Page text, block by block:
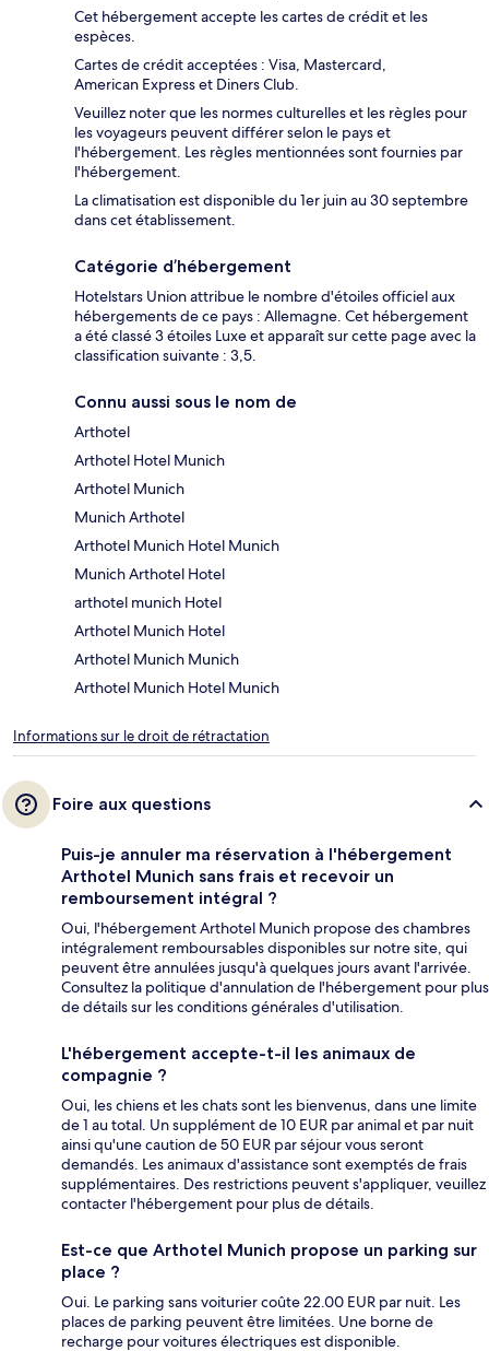
Cet hébergement accepte les cartes de crédit et les
espèces.
Cartes de crédit acceptées : Visa, Mastercard,
American Express et Diners Club.
Veuillez noter que les normes culturelles et les règles pour
les voyageurs peuvent différer selon le pays et
l'hébergement. Les règles mentionnées sont fournies par
l'hébergement.
La climatisation est disponible du 1er juin au 30 septembre
dans cet établissement.
Catégorie d’hébergement
Hotelstars Union attribue le nombre d'étoiles officiel aux
hébergements de ce pays : Allemagne. Cet hébergement
a été classé 3 étoiles Luxe et apparaît sur cette page avec la
classification suivante : 3,5.
Connu aussi sous le nom de
Arthotel
Arthotel Hotel Munich
Arthotel Munich
Munich Arthotel
Arthotel Munich Hotel Munich
Munich Arthotel Hotel
arthotel munich Hotel
Arthotel Munich Hotel
Arthotel Munich Munich
Arthotel Munich Hotel Munich
Informations sur le droit de rétractation
Foire aux questions
Puis-je annuler ma réservation à l'hébergement
Arthotel Munich sans frais et recevoir un
remboursement intégral ?
Oui, l'hébergement Arthotel Munich propose des chambres
intégralement remboursables disponibles sur notre site, qui
peuvent être annulées jusqu'à quelques jours avant l'arrivée.
Consultez la politique d'annulation de l'hébergement pour plus
de détails sur les conditions générales d'utilisation.
L'hébergement accepte-t-il les animaux de
compagnie ?
Oui, les chiens et les chats sont les bienvenus, dans une limite
de 1 au total. Un supplément de 10 EUR par animal et par nuit
ainsi qu'une caution de 50 EUR par séjour vous seront
demandés. Les animaux d'assistance sont exemptés de frais
supplémentaires. Des restrictions peuvent s'appliquer, veuillez
contacter l'hébergement pour plus de détails.
Est-ce que Arthotel Munich propose un parking sur
place ?
Oui. Le parking sans voiturier coûte 22.00 EUR par nuit. Les
places de parking peuvent être limitées. Une borne de
recharge pour voitures électriques est disponible.